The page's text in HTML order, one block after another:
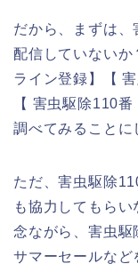
だから、まずは
配信していない
ライン登録】【
【 害虫駆除110
調べてみることに
ただ、害虫駆除
も協力してもら
念ながら、害虫
サマーセールなど